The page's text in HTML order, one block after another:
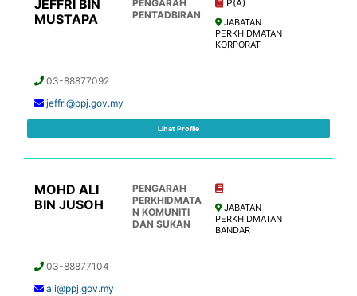
JEFFRI BIN
MUSTAPA
PENGARAH
PENTADBIRAN
P(A)
JABATAN
PERKHIDMATAN
KORPORAT
03-88877092
jeffri@ppj.gov.my
Lihat Profile
MOHD ALI
BIN JUSOH
PENGARAH
PERKHIDMATA
N KOMUNITI
DAN SUKAN
JABATAN
PERKHIDMATAN
BANDAR
03-88877104
ali@ppj.gov.my